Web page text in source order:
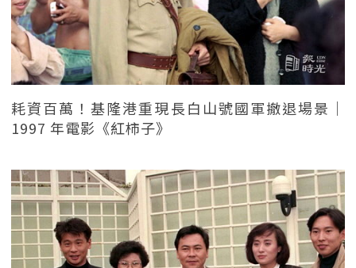
耗資百萬！基隆港重現長白山號國軍撤退場景｜
1997 年電影《紅柿子》